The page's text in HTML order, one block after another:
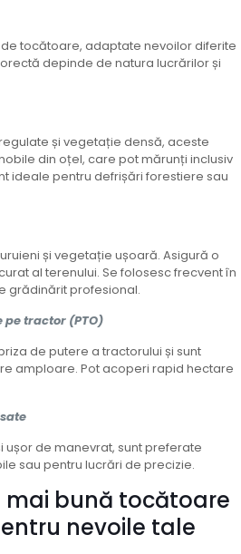
tocătoare, adaptate nevoilor diferite
depinde de natura lucrărilor și
și vegetație densă, aceste
din oțel, care pot mărunți inclusiv
ideale pentru defrișări forestiere sau
și vegetație ușoară. Asigură o
al terenului. Se folosesc frecvent în
grădinărit profesional.
tractor (PTO)
de putere a tractorului și sunt
amploare. Pot acoperi rapid hectare
de manevrat, sunt preferate
sau pentru lucrări de precizie.
mai bună tocătoare
nevoile tale